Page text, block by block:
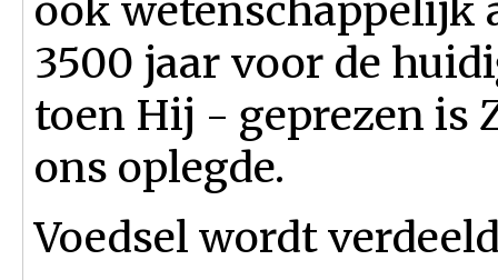
ook wetenschappelijk
3500 jaar voor de
toen Hij - geprezen is
ons oplegde.
Voedsel wordt